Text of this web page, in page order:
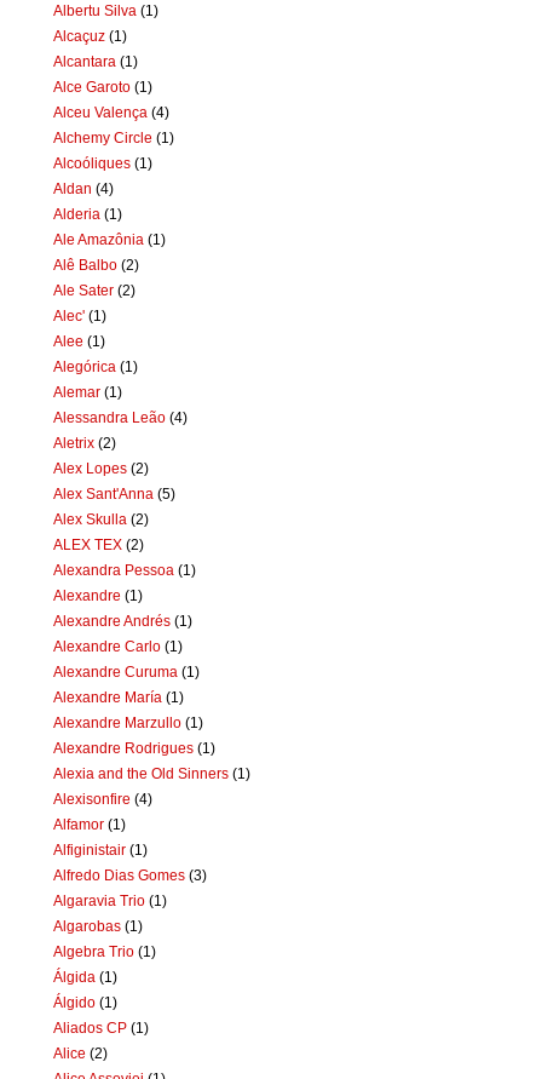
Albertu Silva (1)
Alcaçuz (1)
Alcantara (1)
Alce Garoto (1)
Alceu Valença (4)
Alchemy Circle (1)
Alcoóliques (1)
Aldan (4)
Alderia (1)
Ale Amazônia (1)
Alê Balbo (2)
Ale Sater (2)
Alec' (1)
Alee (1)
Alegórica (1)
Alemar (1)
Alessandra Leão (4)
Aletrix (2)
Alex Lopes (2)
Alex Sant'Anna (5)
Alex Skulla (2)
ALEX TEX (2)
Alexandra Pessoa (1)
Alexandre (1)
Alexandre Andrés (1)
Alexandre Carlo (1)
Alexandre Curuma (1)
Alexandre María (1)
Alexandre Marzullo (1)
Alexandre Rodrigues (1)
Alexia and the Old Sinners (1)
Alexisonfire (4)
Alfamor (1)
Alfiginistair (1)
Alfredo Dias Gomes (3)
Algaravia Trio (1)
Algarobas (1)
Algebra Trio (1)
Álgida (1)
Álgido (1)
Aliados CP (1)
Alice (2)